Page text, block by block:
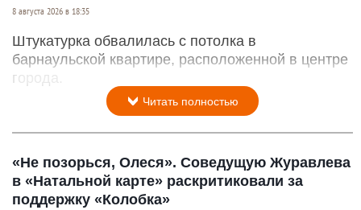
8 августа 2026 в 18:35
Штукатурка обвалилась с потолка в
барнаульской квартире, расположенной в центре
города.
Читать полностью
«Не позорься, Олеся». Соведущую Журавлева
в «Натальной карте» раскритиковали за
поддержку «Колобка»